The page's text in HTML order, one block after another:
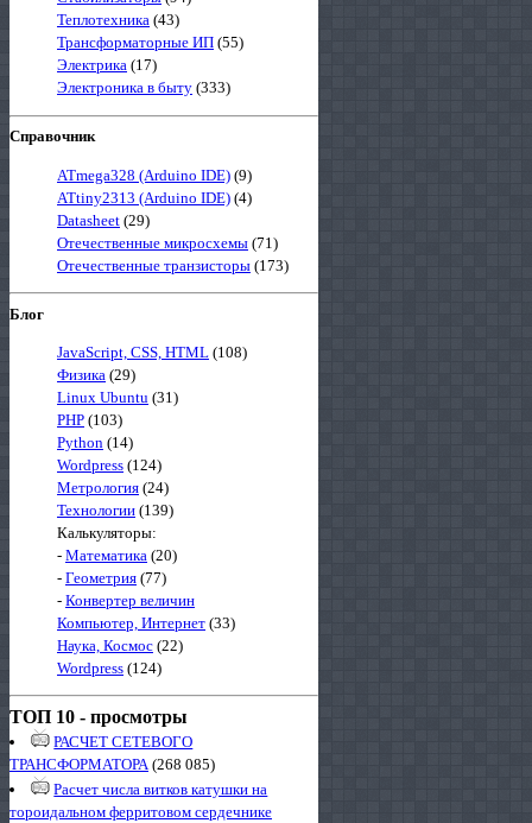
Теплотехника (43)
Трансформаторные ИП (55)
Электрика (17)
Электроника в быту (333)
Справочник
ATmega328 (Arduino IDE) (9)
ATtiny2313 (Arduino IDE) (4)
Datasheet (29)
Отечественные микросхемы (71)
Отечественные транзисторы (173)
Блог
JavaScript, CSS, HTML (108)
Физика (29)
Linux Ubuntu (31)
PHP (103)
Python (14)
Wordpress (124)
Метрология (24)
Технологии (139)
Калькуляторы:
- Математика (20)
- Геометрия (77)
- Конвертер величин
Компьютер, Интернет (33)
Наука, Космос (22)
Wordpress (124)
ТОП 10 - просмотры
РАСЧЕТ СЕТЕВОГО
ТРАНСФОРМАТОРА(268 085)
Расчет числа витков катушки на
тороидальном ферритовом сердечнике